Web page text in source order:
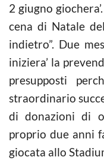
2 giugno
cena di Natale
indietro”. Due
iniziera’ la
presupposti
straordinario
di donazioni di
proprio due anni
giocata allo